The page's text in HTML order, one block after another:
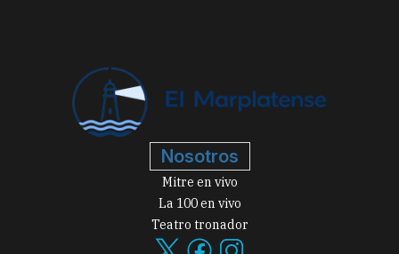
Nosotros
Mitre en vivo
La 100 en vivo
Teatro tronador